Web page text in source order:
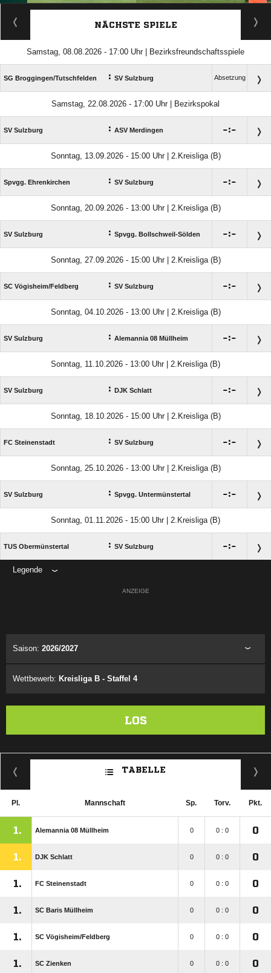
ANZEIGE
NÄCHSTE SPIELE
Samstag, 08.08.2026 - 17:00 Uhr | Bezirksfreundschaftsspiele
SG Broggingen/​Tutschfelden : SV Sulzburg Absetzung
Samstag, 22.08.2026 - 17:00 Uhr | Bezirkspokal
SV Sulzburg : ASV Merdingen :
Sonntag, 13.09.2026 - 15:00 Uhr | 2.Kreisliga (B)
Spvgg. Ehrenkirchen : SV Sulzburg :
Sonntag, 20.09.2026 - 13:00 Uhr | 2.Kreisliga (B)
SV Sulzburg : Spvgg. Bollschweil-Sölden :
Sonntag, 27.09.2026 - 15:00 Uhr | 2.Kreisliga (B)
SC Vögisheim/​Feldberg : SV Sulzburg :
Sonntag, 04.10.2026 - 13:00 Uhr | 2.Kreisliga (B)
SV Sulzburg : Alemannia 08 Müllheim :
Sonntag, 11.10.2026 - 13:00 Uhr | 2.Kreisliga (B)
SV Sulzburg : DJK Schlatt :
Sonntag, 18.10.2026 - 15:00 Uhr | 2.Kreisliga (B)
FC Steinenstadt : SV Sulzburg :
Sonntag, 25.10.2026 - 13:00 Uhr | 2.Kreisliga (B)
SV Sulzburg : Spvgg. Untermünstertal :
Sonntag, 01.11.2026 - 15:00 Uhr | 2.Kreisliga (B)
TUS Obermünstertal : SV Sulzburg :
Legende
ANZEIGE
Saison: 2026/2027
Wettbewerb: Kreisliga B - Staffel 4
LOS
TABELLE
Pl. Mannschaft Sp. Torv. Pkt.
1. Alemannia 08 Müllheim 0 0 : 0 0
1. DJK Schlatt 0 0 : 0 0
1. FC Steinenstadt 0 0 : 0 0
1. SC Baris Müllheim 0 0 : 0 0
1. SC Vögisheim/​Feldberg 0 0 : 0 0
1. SC Zienken 0 0 : 0 0